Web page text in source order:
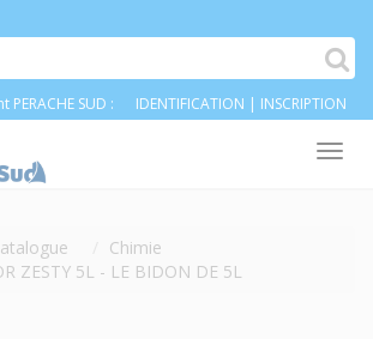
SUD : IDENTIFICATION | INSCRIPTION
Chimie
ZESTY 5L - LE BIDON DE 5L